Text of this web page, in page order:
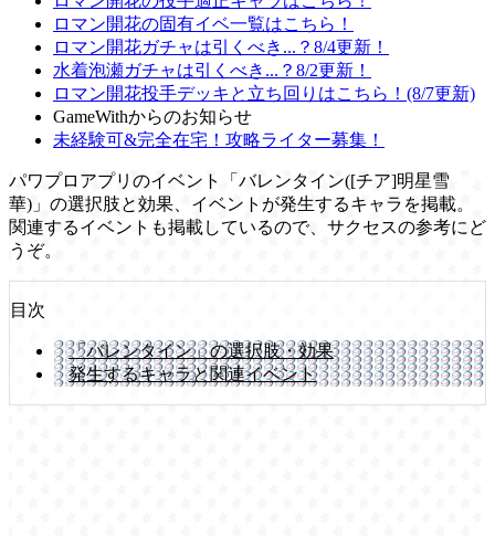
ロマン開花の固有イベ一覧はこちら！
ロマン開花ガチャは引くべき...？8/4更新！
水着泡瀬ガチャは引くべき...？8/2更新！
ロマン開花投手デッキと立ち回りはこちら！(8/7更新)
GameWithからのお知らせ
未経験可&完全在宅！攻略ライター募集！
パワプロアプリのイベント「バレンタイン([チア]明星雪
華)」の選択肢と効果、イベントが発生するキャラを掲載。
関連するイベントも掲載しているので、サクセスの参考にど
うぞ。
目次
「バレンタイン」の選択肢・効果
発生するキャラと関連イベント